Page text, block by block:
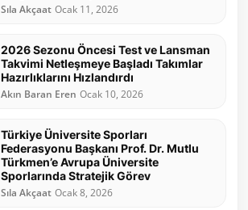
Sıla Akçaat Ocak 11, 2026
2026 Sezonu Öncesi Test ve Lansman
Takvimi Netleşmeye Başladı Takımlar
Hazırlıklarını Hızlandırdı
Akın Baran Eren Ocak 10, 2026
Türkiye Üniversite Sporları
Federasyonu Başkanı Prof. Dr. Mutlu
Türkmen’e Avrupa Üniversite
Sporlarında Stratejik Görev
Sıla Akçaat Ocak 8, 2026